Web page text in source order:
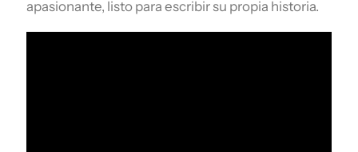
apasionante, listo para escribir su propia historia.